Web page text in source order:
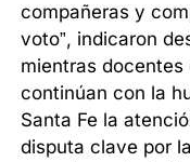
compañeras y
voto”, indicaron
mientras docentes
continúan con la
Santa Fe la
disputa clave por